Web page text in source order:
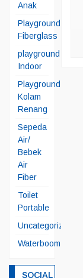
Anak
Playground
Fiberglass
playground
Indoor
Playground
Kolam
Renang
Sepeda
Air/
Bebek
Air
Fiber
Toilet
Portable
Uncategorized
Waterboom
SOCIAL